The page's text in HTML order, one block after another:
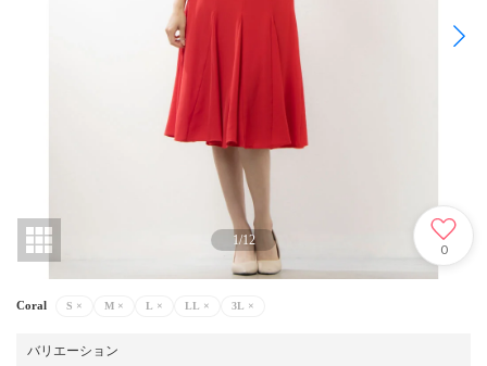
1/12
0
Coral S × M × L × LL × 3L ×
バリエーション